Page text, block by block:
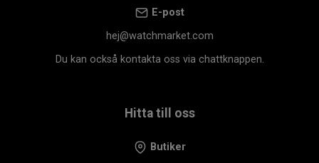
E-post
hej@watchmarket.com
Du kan också kontakta oss via chattknappen.
Hitta till oss
Butiker